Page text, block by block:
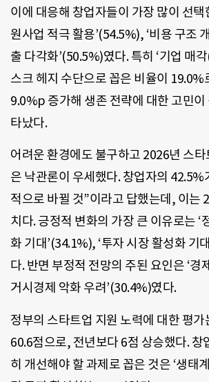
이에 대응해 창업자들이 가장 많이 선택
원사업 적극 활용’(54.5%), ‘비용 구조
출 다각화’(50.5%)였다. 특히 ‘기업 매
스크 헤지 수단으로 꼽은 비율이 19.0%
9.0%p 증가해 생존 전략에 대한 고민이
타났다.
어려운 환경에도 불구하고 2026년 스
은 낙관론이 우세했다. 창업자의 42.5%
적으로 바뀔 것”이라고 답했는데, 이는
치다. 긍정적 변화의 가장 큰 이유로는 ‘
화 기대’(34.1%), ‘투자 시장 활성화 기
다. 반면 부정적 전망의 주된 요인은 ‘경
거시경제 악화 우려’(30.4%)였다.
정부의 스타트업 지원 노력에 대한 평가
60.6점으로, 전년보다 6점 상승했다. 창
히 개선해야 할 과제로 꼽은 것은 ‘생태